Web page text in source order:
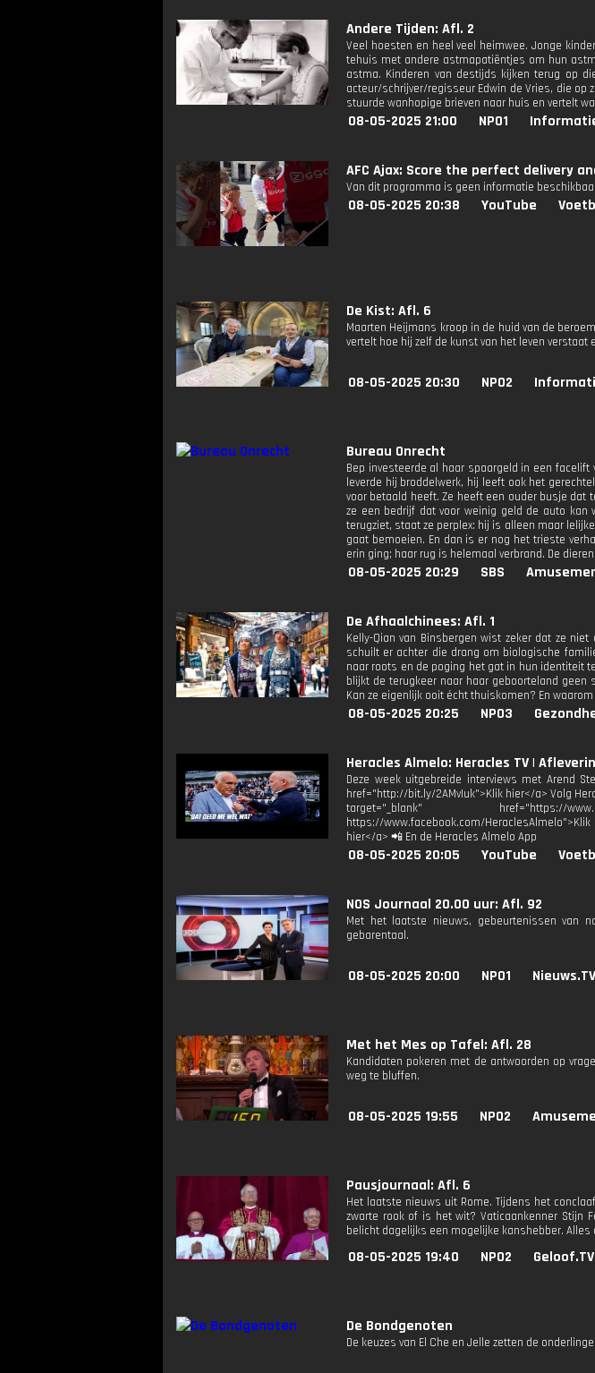
Andere Tijden: Afl. 2
Veel hoesten en heel veel heimwee. Jonge
tehuis met andere astmapatiëntjes om hun
astma. Kinderen van destijds kijken terug op
acteur/schrijver/regisseur Edwin de Vries, die op
stuurde wanhopige brieven naar huis en vertelt
08-05-2025 21:00 NPO1
AFC Ajax: Score the perfect delivery
Van dit programma is geen informatie
08-05-2025 20:38 YouTube
De Kist: Afl. 6
Maarten Heijmans kroop in de huid van de
vertelt hoe hij zelf de kunst van het leven
08-05-2025 20:30 NPO2
Bureau Onrecht
Bep investeerde al haar spaargeld in een
leverde hij broddelwerk, hij leeft ook het
voor betaald heeft. Ze heeft een ouder busje dat
ze een bedrijf dat voor weinig geld de auto kan
terugziet, staat ze perplex: hij is alleen maar
gaat bemoeien. En dan is er nog het trieste
erin ging; haar rug is helemaal verbrand. De
08-05-2025 20:29 SBS
De Afhaalchinees: Afl. 1
Kelly-Qian van Binsbergen wist zeker dat ze
schuilt er achter die drang om biologische
naar roots en de poging het gat in hun identiteit
blijkt de terugkeer naar haar geboorteland
Kan ze eigenlijk ooit écht thuiskomen? En
08-05-2025 20:25 NPO3
Heracles Almelo: Heracles TV |
Deze week uitgebreide interviews met Arend
href="http://bit.ly/2AMvIuk">Klik hier</a> Volg
target="_blank" href="https://
https://www.facebook.com/
hier</a> 📲 En de Heracles Almelo App
08-05-2025 20:05 YouTube
NOS Journaal 20.00 uur: Afl. 92
Met het laatste nieuws, gebeurtenissen van
gebarentaal.
08-05-2025 20:00 NPO1 Nieuws.TV
Met het Mes op Tafel: Afl. 28
Kandidaten pokeren met de antwoorden op
weg te bluffen.
08-05-2025 19:55 NPO2
Pausjournaal: Afl. 6
Het laatste nieuws uit Rome. Tijdens het
zwarte rook of is het wit? Vaticaankenner Stijn
belicht dagelijks een mogelijke kanshebber.
08-05-2025 19:40 NPO2 Geloof.TV
De Bondgenoten
De keuzes van El Che en Jelle zetten de